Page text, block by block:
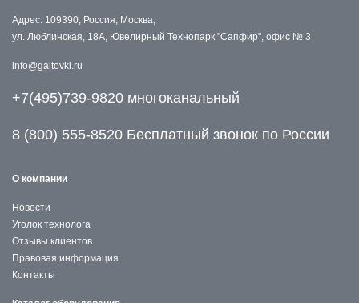
Адрес: 109390, Россия, Москва,
ул. Люблинская, 18А, Ювелирный Технопарк "Сапфир", офис № 3
info@galtovki.ru
+7(495)739-9820 многоканальный
8 (800) 555-8520 Бесплатный звонок по России
О компании
Новости
Уголок технолога
Отзывы клиентов
Правовая информация
Контакты